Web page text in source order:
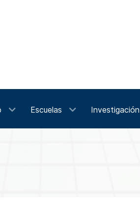
Escuelas Investigación